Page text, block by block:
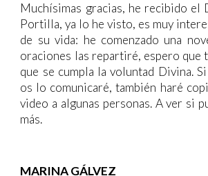
Muchísimas gracias, he recibido el
Portilla, ya lo he visto, es muy
de su vida: he comenzado una
oraciones las repartiré, espero que
que se cumpla la voluntad Divina.
os lo comunicaré, también haré
video a algunas personas. A ver si
más.
MARINA GÁLVEZ